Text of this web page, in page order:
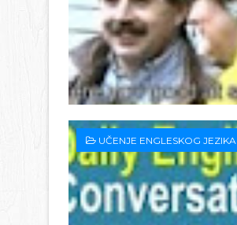
UČENJE ENGLESKOG JEZIKA